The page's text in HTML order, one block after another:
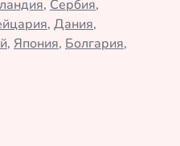
, Сербия,
, Дания,
, Япония, Болгария,